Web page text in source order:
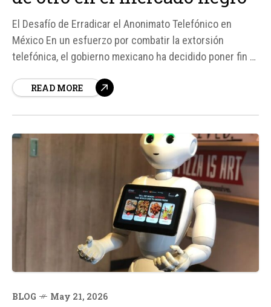
El Desafío de Erradicar el Anonimato Telefónico en
México En un esfuerzo por combatir la extorsión
telefónica, el gobierno mexicano ha decidido poner fin al
fecha límite del 30 de junio para que todos los usuarios
READ MORE
BLOG May 21, 2026